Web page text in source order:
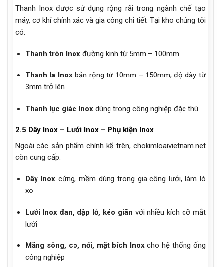
Thanh Inox được sử dụng rộng rãi trong ngành chế tạo
máy, cơ khí chính xác và gia công chi tiết. Tại kho chúng tôi
có:
Thanh tròn Inoxđường kính từ 5mm – 100mm
Thanh la Inox bản rộng từ 10mm – 150mm, độ dày từ
3mm trở lên
Thanh lục giác Inoxdùng trong công nghiệp đặc thù
2.5 Dây Inox – Lưới Inox – Phụ kiện Inox
Ngoài các sản phẩm chính kể trên, chokimloaivietnam.net
còn cung cấp:
Dây Inox cứng, mềm dùng trong gia công lưới, làm lò
xo
Lưới Inox đan, dập lỗ, kéo giãn với nhiều kích cỡ mắt
lưới
Măng sông, co, nối, mặt bích Inoxcho hệ thống ống
công nghiệp